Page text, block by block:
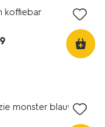
koffiebar
monster blauw